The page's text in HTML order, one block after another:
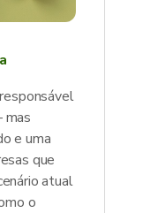
mas
e uma
que
atual
o